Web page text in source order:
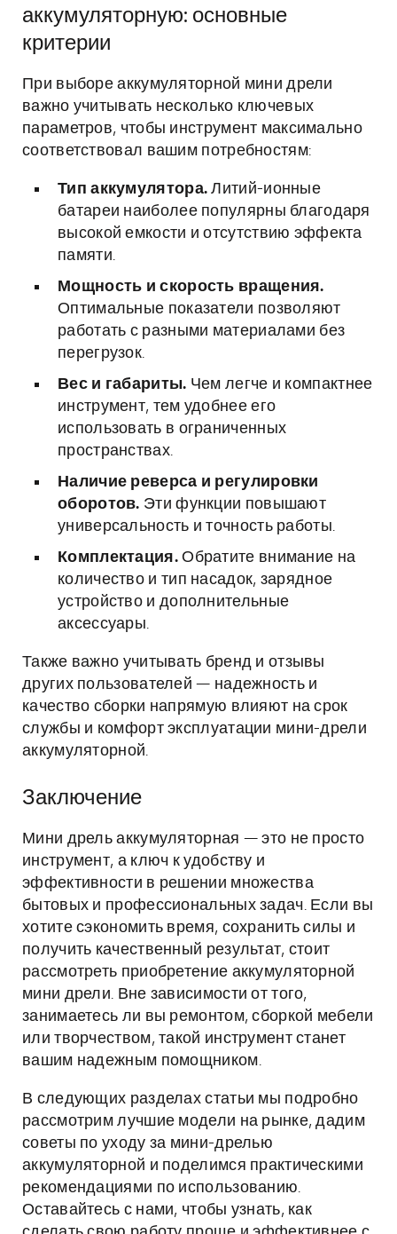
аккумуляторную: основные
критерии
При выборе аккумуляторной мини дрели
важно учитывать несколько ключевых
параметров, чтобы инструмент максимально
соответствовал вашим потребностям:
Тип аккумулятора. Литий-ионные
батареи наиболее популярны благодаря
высокой емкости и отсутствию эффекта
памяти.
Мощность и скорость вращения.
Оптимальные показатели позволяют
работать с разными материалами без
перегрузок.
Вес и габариты. Чем легче и компактнее
инструмент, тем удобнее его
использовать в ограниченных
пространствах.
Наличие реверса и регулировки
оборотов. Эти функции повышают
универсальность и точность работы.
Комплектация.Обратите внимание на
количество и тип насадок, зарядное
устройство и дополнительные
аксессуары.
Также важно учитывать бренд и отзывы
других пользователей — надежность и
качество сборки напрямую влияют на срок
службы и комфорт эксплуатации мини-дрели
аккумуляторной.
Заключение
Мини дрель аккумуляторная — это не просто
инструмент, а ключ к удобству и
эффективности в решении множества
бытовых и профессиональных задач. Если вы
хотите сэкономить время, сохранить силы и
получить качественный результат, стоит
рассмотреть приобретение аккумуляторной
мини дрели. Вне зависимости от того,
занимаетесь ли вы ремонтом, сборкой мебели
или творчеством, такой инструмент станет
вашим надежным помощником.
В следующих разделах статьи мы подробно
рассмотрим лучшие модели на рынке, дадим
советы по уходу за мини-дрелью
аккумуляторной и поделимся практическими
рекомендациями по использованию.
Оставайтесь с нами, чтобы узнать, как